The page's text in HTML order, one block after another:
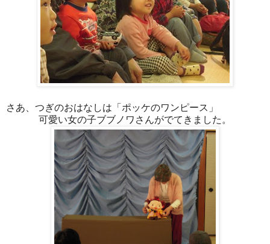
さあ、つぎのおはなしは「ポッケのワンピース」
可愛い女の子ブブノワさんがでてきました。